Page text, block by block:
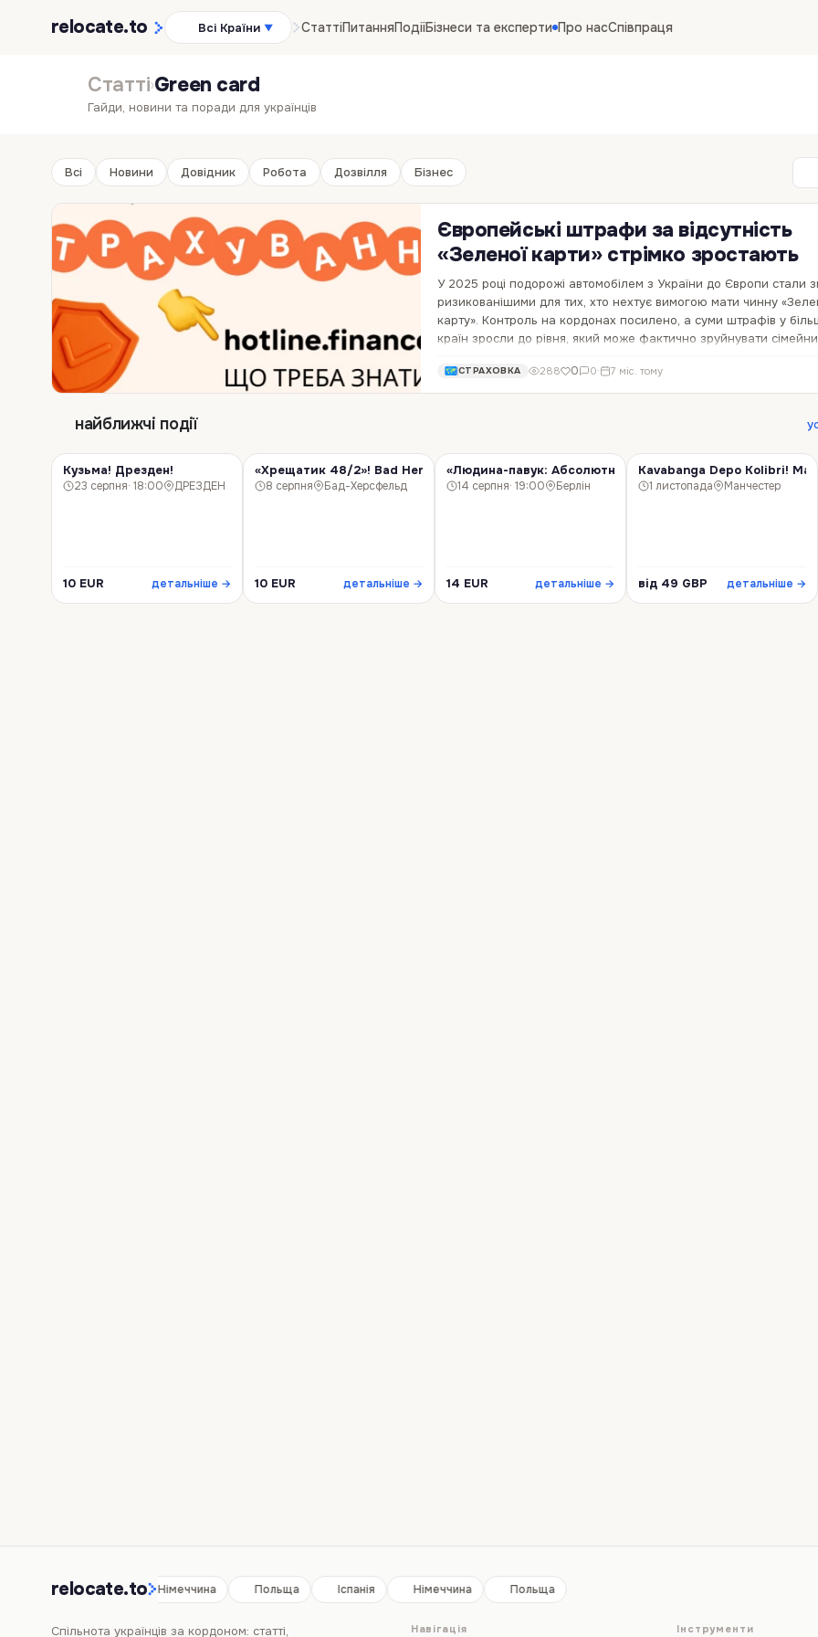
relocate.to Всі Країни ▼ СтаттіПитанняПодіїБізнеси та експерти Про насСпівпраця
Статті›Green card
Гайди, новини та поради для українців
Всі Новини Довідник Робота Дозвілля Бізнес
Європейські штрафи за відсутність
«Зеленої карти» стрімко зростають
У 2025 році подорожі автомобілем з України до Європи стали
ризикованішими для тих, хто нехтує вимогою мати чинну
карту». Контроль на кордонах посилено, а суми штрафів у
країн зросли до рівня, який може фактично зруйнувати
СТРАХОВКА 288 0 0· 7 міс. тому
найближчі події
КІНО
Кузьма! Дрезден!
23 серпня· 18:00 ДРЕЗДЕН
10 EUR детальніше →
КІНО
«Хрещатик 48/2»! Bad Hersfeld !
8 серпня Бад-Херсфельд
10 EUR детальніше →
КІНО
«Людина-павук: Абсолютно новий день»! Берлін!
14 серпня· 19:00 Берлін
14 EUR детальніше →
КОНЦЕРТ
Kavabanga Depo Kolibri!
1 листопада Манчестер
від 49 GBP детальніше →
relocate.to
Іспанія Німеччина Польща Іспанія Німеччина Польща
Спільнота українців за кордоном: статті, Навігація Інструменти